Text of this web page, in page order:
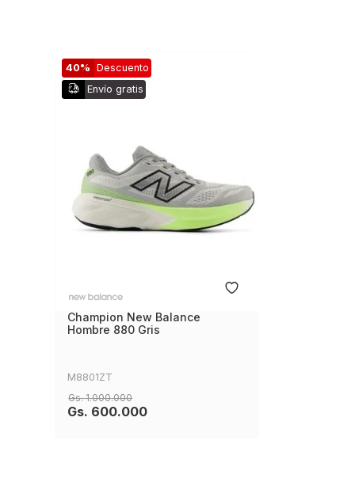
40%
Descuento
Envío gratis
Champion New Balance
Hombre 880 Gris
M8801ZT
Gs. 1.000.000
Gs. 600.000